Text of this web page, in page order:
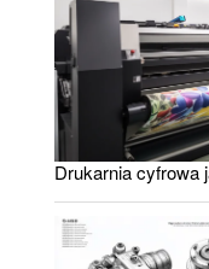
Drukarnia cyfrowa